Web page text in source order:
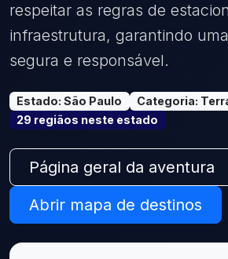
respeitar as regras de
infraestrutura, garantindo
segura e responsável.
Estado:São Paulo Categoria:
29 regiãos neste estado
Página geral da aventura
Abrir mapa de destinos